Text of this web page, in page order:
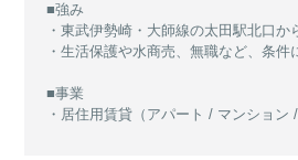
■強み
・東武伊勢崎・大師線の太田駅北口か
・生活保護や水商売、無職など、条件
■事業
・居住用賃貸（アパート / マンション /